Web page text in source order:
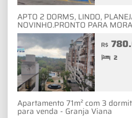
APTO 2 DORMS, LINDO,
NOVINHO.PRONTO PARA
R$
2
Apartamento 71m² com 3
para venda - Granja Viana